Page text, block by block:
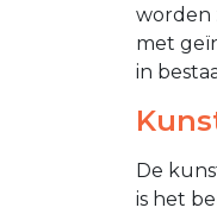
worden
met
in
De
is het